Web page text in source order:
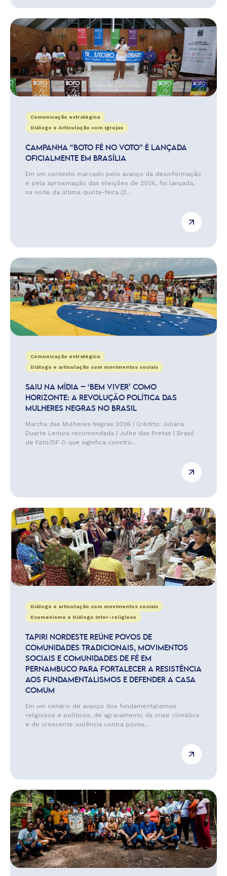
Comunicação estratégica
Diálogo e Articulação com Igrejas
CAMPANHA “BOTO FÉ NO VOTO” É LANÇADA
OFICIALMENTE EM BRASÍLIA
Em um contexto marcado pelo avanço da desinformação
e pela aproximação das eleições de 2026, foi lançada,
na noite da última quinta-feira (3...
Comunicação estratégica
Diálogo e articulação com movimentos sociais
SAIU NA MÍDIA – ‘BEM VIVER’ COMO
HORIZONTE: A REVOLUÇÃO POLÍTICA DAS
MULHERES NEGRAS NO BRASIL
Marcha das Mulheres Negras 2026 | Crédito: Juliana
Duarte Leitura recomendada | Julho das Pretas | Brasil
de Fato/DF O que significa constru...
Diálogo e articulação com movimentos sociais
Ecumenismo e Diálogo Inter-religioso
TAPIRI NORDESTE REÚNE POVOS DE
COMUNIDADES TRADICIONAIS, MOVIMENTOS
SOCIAIS E COMUNIDADES DE FÉ EM
PERNAMBUCO PARA FORTALECER A RESISTÊNCIA
AOS FUNDAMENTALISMOS E DEFENDER A CASA
COMUM
Em um cenário de avanço dos fundamentalismos
religiosos e políticos, de agravamento da crise climática
e de crescente violência contra povos...